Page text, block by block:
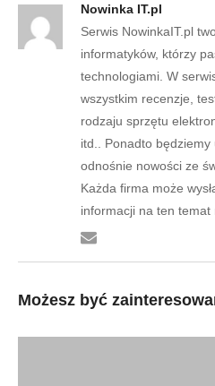
Nowinka IT.pl
Serwis NowinkaIT.pl
informatyków, którzy
technologiami. W
wszystkim recenzje,
rodzaju sprzętu
itd.. Ponadto będziemy
odnośnie nowości ze
Każda firma może
informacji na ten temat
Możesz być